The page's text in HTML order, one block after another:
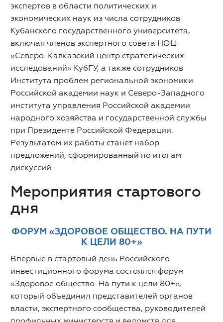
экспертов в области политических и
экономических наук из числа сотрудников
Кубанского государственного университета,
включая членов экспертного совета НОЦ
«Северо-Кавказский центр стратегических
исследований» КубГУ, а также сотрудников
Института проблем региональной экономики
Российской академии наук и Северо-Западного
института управления Российской академии
народного хозяйства и государственной службы
при Президенте Российской Федерации.
Результатом их работы станет набор
предложений, сформированный по итогам
дискуссий.
Мероприятия стартового
дня
ФОРУМ «ЗДОРОВОЕ ОБЩЕСТВО. НА ПУТИ
К ЦЕЛИ 80+»
Впервые в стартовый день Российского
инвестиционного форума состоялся форум
«Здоровое общество. На пути к цели 80+»,
который объединил представителей органов
власти, экспертного сообщества, руководителей